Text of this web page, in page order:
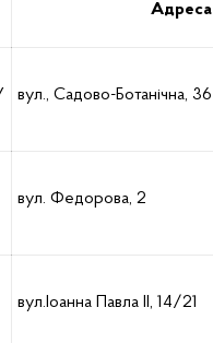
Адреса
вул., Садово-Ботанічна, 36
вул. Федорова, 2
вул.Іоанна Павла II, 14/21